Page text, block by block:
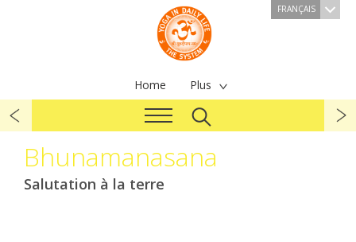
FRANÇAIS
Home Plus
Bhunamanasana
Salutation à la terre